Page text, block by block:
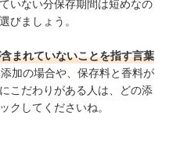
いない分保存期間は短めなの
びましょう。
まれていないことを指す言葉
加の場合や、保存料と香料が
こだわりがある人は、どの添
クしてくださいね。